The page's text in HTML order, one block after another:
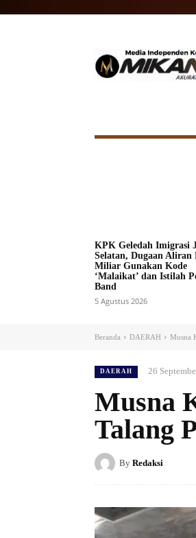
KPK Geledah Imigrasi
Selatan, Dugaan Aliran
Miliar Gunakan Kode
‘Malaikat’ dan Istilah
Band
5 Agustus 2026
Beranda DAERAH Musna
DAERAH 26
Musna
Talang
By Redaksi